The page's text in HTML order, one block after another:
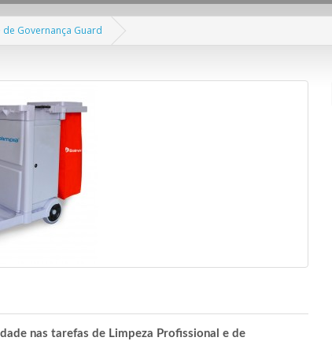
Governança Guard
nas tarefas de Limpeza Profissional e de